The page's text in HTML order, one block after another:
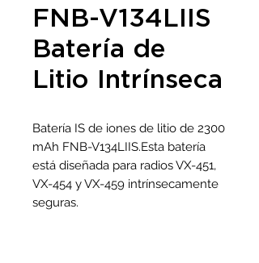
FNB-V134LIIS
Batería de
Litio Intrínseca
Batería IS de iones de litio de 2300
mAh FNB-V134LIIS.Esta batería
está diseñada para radios VX-451,
VX-454 y VX-459 intrínsecamente
seguras.